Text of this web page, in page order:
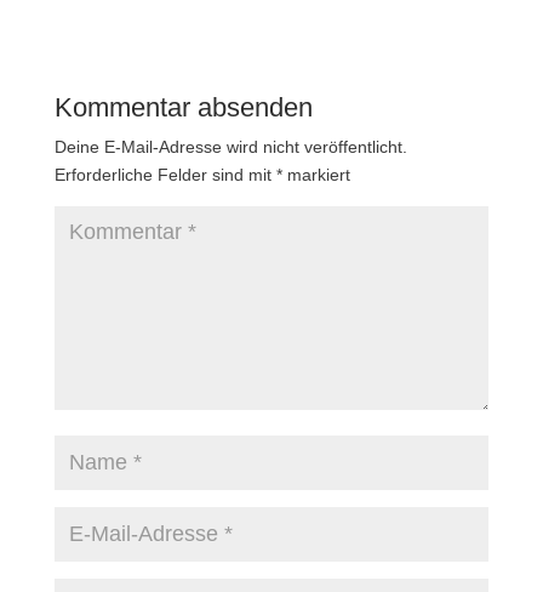
Kommentar absenden
Deine E-Mail-Adresse wird nicht veröffentlicht.
Erforderliche Felder sind mit *markiert